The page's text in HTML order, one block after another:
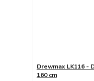
Drewmax LK116 -
160 cm